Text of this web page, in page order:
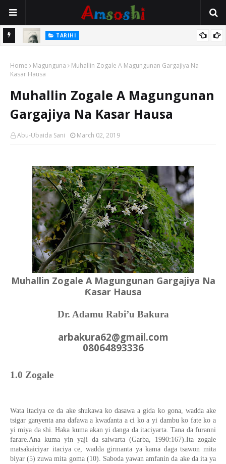
TARIHI
Usman Kure Bungudu
Home Magunguna
Muhallin Zogale A Magungunan Gargajiya Na
Kasar Hausa
Muhallin Zogale A Magungunan
Gargajiya Na Kasar Hausa
Abu-Ubaida Sani March 02, 2019
Muhallin Zogale A Magungunan Gargajiya Na
Ƙasar Hausa
Dr. Adamu Rabi’u Bakura
arbakura62@gmail.com
08064893336
1.0 Zogale
Wata itaciya ce da ake shukawa ko dasawa a gida ko gona, wadda ake
tsigar ganyenta ana dafawa a kwaɗanta a ci ko a yi dambu ko fate ko a
yi miya da shi. Haka kuma akan yi danga da itaciyarta. Tana da furanni
farare.Ana kuma yin yaji da saiwarta (Garba, 1990:167).Ita zogale
matsakaiciyar itaciya ce, wadda girmanta ya kama daga tsawon mita
biyar (5) zuwa mita goma (10). Saboda yawan amfanin da ake da ita ya